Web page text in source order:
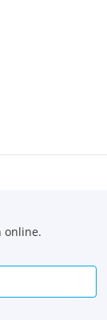
online.